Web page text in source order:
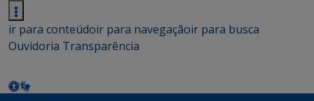
ir para conteúdoir para navegaçãoir para busca
Ouvidoria Transparência